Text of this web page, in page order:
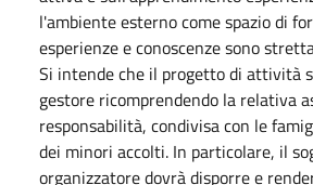
l'ambiente esterno come spazio di
esperienze e conoscenze sono
Si intende che il progetto di attività
gestore ricomprendendo la relativa
responsabilità, condivisa con le
dei minori accolti. In particolare, il
organizzatore dovrà disporre e